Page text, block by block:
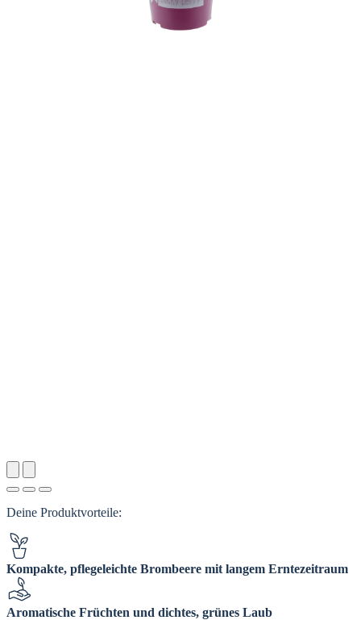
Deine Produktvorteile:
Kompakte, pflegeleichte Brombeere mit langem Erntezeitraum
Aromatische Früchten und dichtes, grünes Laub